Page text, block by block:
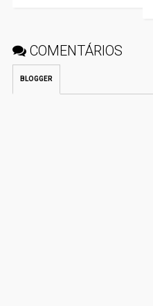
COMENTÁRIOS
BLOGGER